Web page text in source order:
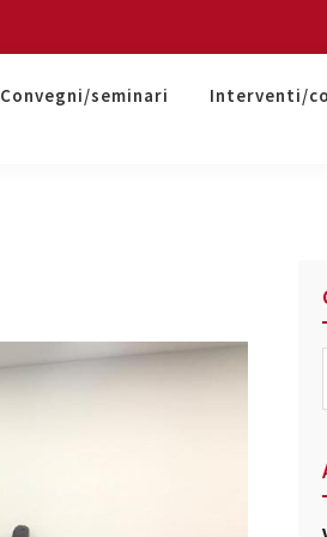
Convegni/seminari Interventi/